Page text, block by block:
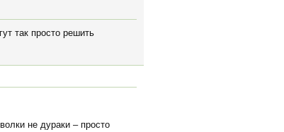
так просто решить
не дураки – просто